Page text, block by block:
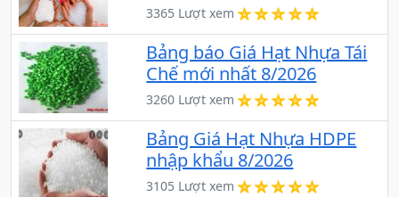
3365 Lượt xem
Bảng báo Giá Hạt Nhựa Tái
Chế mới nhất 8/2026
3260 Lượt xem
Bảng Giá Hạt Nhựa HDPE
nhập khẩu 8/2026
3105 Lượt xem